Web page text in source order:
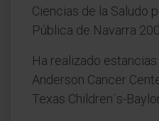
Ciencias de la Saludo
Pública de Navarra
Ha realizado
Anderson Cancer
Texas Children´s-